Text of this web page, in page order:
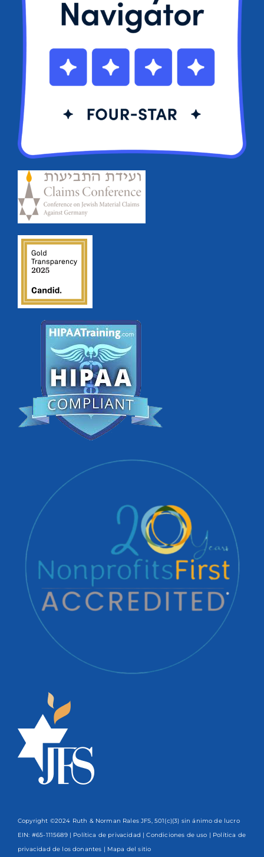
Copyright ©2024 Ruth & Norman Rales JFS, 501(c)(3) sin ánimo de lucro
EIN: #65-1115689 | Política de privacidad |Condiciones de uso | Política de
privacidad de los donantes | Mapa del sitio